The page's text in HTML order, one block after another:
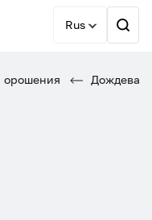
Rus
орошения